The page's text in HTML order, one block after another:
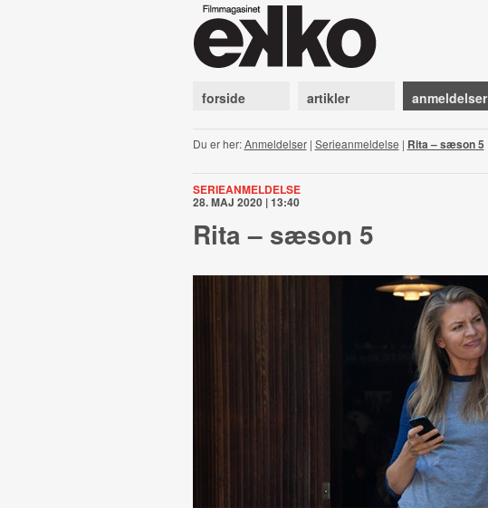
forside artikler anmeldelser
Du er her:Anmeldelser| Serieanmeldelse | Rita – sæson 5
SERIEANMELDELSE
28. MAJ 2020 | 13:40
Rita – sæson 5